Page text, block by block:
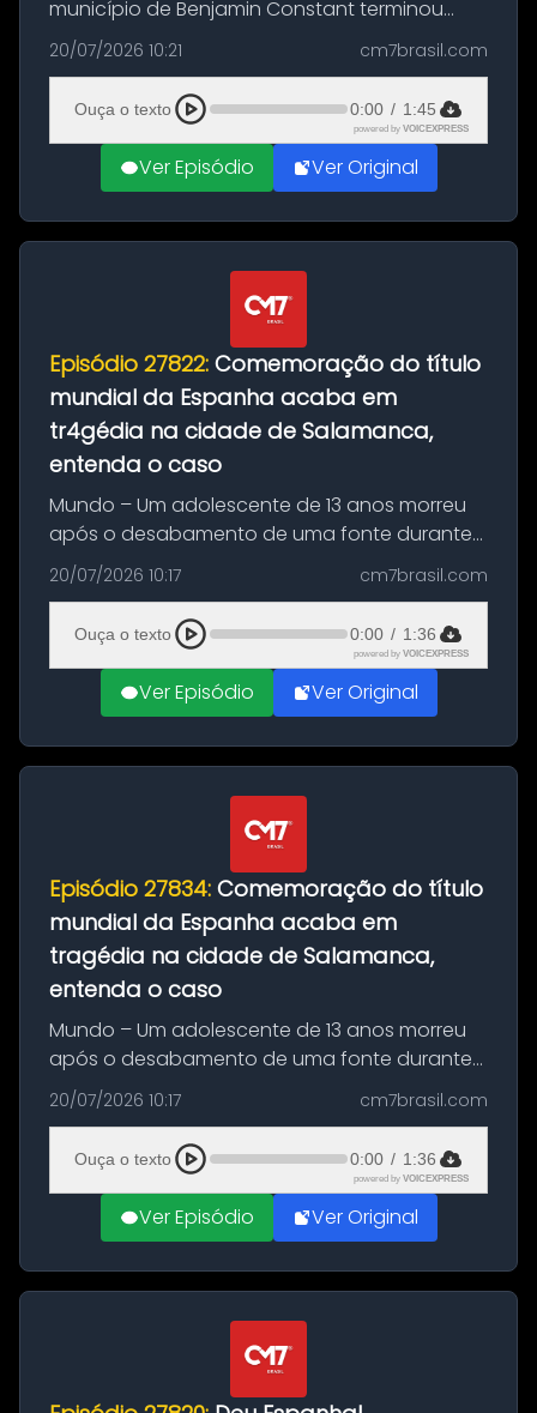
município de Benjamin Constant terminou
com a apreensão de aproximadamente 115
quilos de entorpecentes em uma
embarcação atracada no porto da cidade. O
materia...
20/07/2026 10:21 cm7brasil.com
Ouça o texto 0:00 / 1:45
powered by VOICEXPRESS
Ver Episódio Ver Original
Episódio 27822: Comemoração do título
mundial da Espanha acaba em
tr4gédia na cidade de Salamanca,
entenda o caso
Mundo – Um adolescente de 13 anos morreu
após o desabamento de uma fonte durante
as comemorações pelo título da Copa do
Mundo conquistado pela Espanha, em
Ciudad Rodrigo, na província de Salamanca,
no...
20/07/2026 10:17 cm7brasil.com
Ouça o texto 0:00 / 1:36
powered by VOICEXPRESS
Ver Episódio Ver Original
Episódio 27834: Comemoração do título
mundial da Espanha acaba em
tragédia na cidade de Salamanca,
entenda o caso
Mundo – Um adolescente de 13 anos morreu
após o desabamento de uma fonte durante
as comemorações pelo título da Copa do
Mundo conquistado pela Espanha, em
Ciudad Rodrigo, na província de Salamanca,
no...
20/07/2026 10:17 cm7brasil.com
Ouça o texto 0:00 / 1:36
powered by VOICEXPRESS
Ver Episódio Ver Original